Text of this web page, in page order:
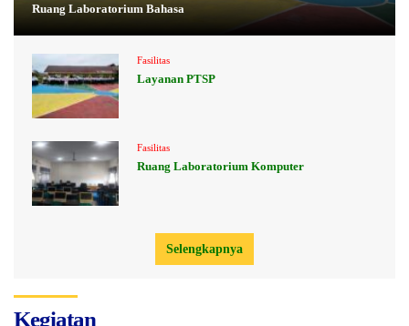
Ruang Laboratorium Bahasa
Fasilitas
Layanan PTSP
Fasilitas
Ruang Laboratorium Komputer
Selengkapnya
Kegiatan